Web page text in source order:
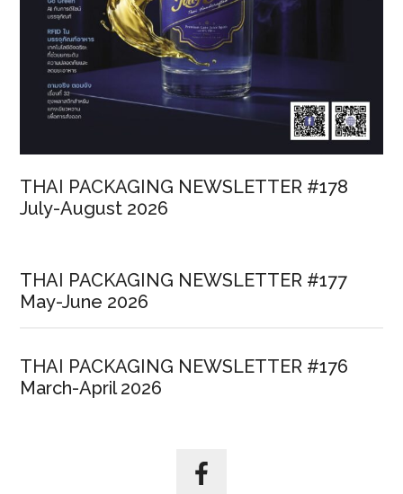
THAI PACKAGING NEWSLETTER #178
July-August 2026
THAI PACKAGING NEWSLETTER #177
May-June 2026
THAI PACKAGING NEWSLETTER #176
March-April 2026